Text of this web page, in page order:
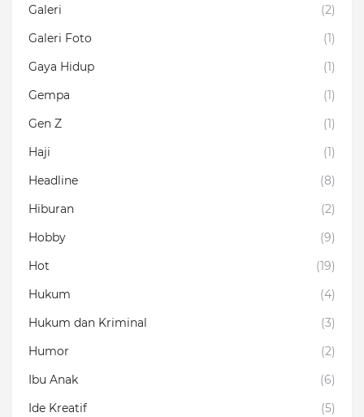
Galeri
(2)
Galeri Foto
(1)
Gaya Hidup
(1)
Gempa
(1)
Gen Z
(1)
Haji
(1)
Headline
(8)
Hiburan
(2)
Hobby
(9)
Hot
(19)
Hukum
(4)
Hukum dan Kriminal
(3)
Humor
(2)
Ibu Anak
(6)
Ide Kreatif
(5)